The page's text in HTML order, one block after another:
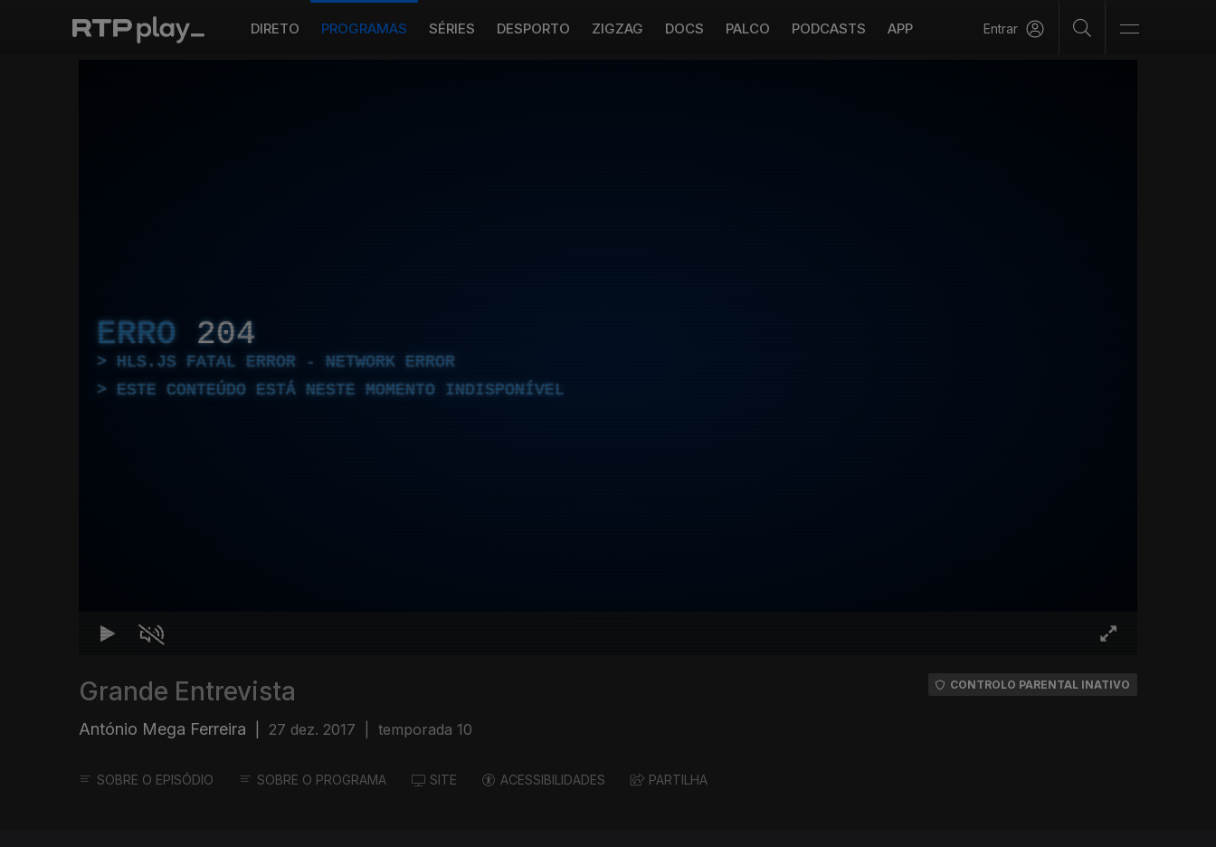
DIRETO PROGRAMAS SÉRIES DESPORTO ZIGZAG DOCS PALCO PODCASTS APP Entrar
ERRO 204
HLS.JS FATAL ERROR - NETWORK ERROR
ESTE CONTEÚDO ESTÁ NESTE MOMENTO INDISPONÍVEL
Grande Entrevista
António Mega Ferreira 27 dez. 2017 temporada 10
CONTROLO PARENTAL INATIVO
SOBRE O EPISÓDIO SOBRE O PROGRAMA SITE ACESSIBILIDADES PARTILHA